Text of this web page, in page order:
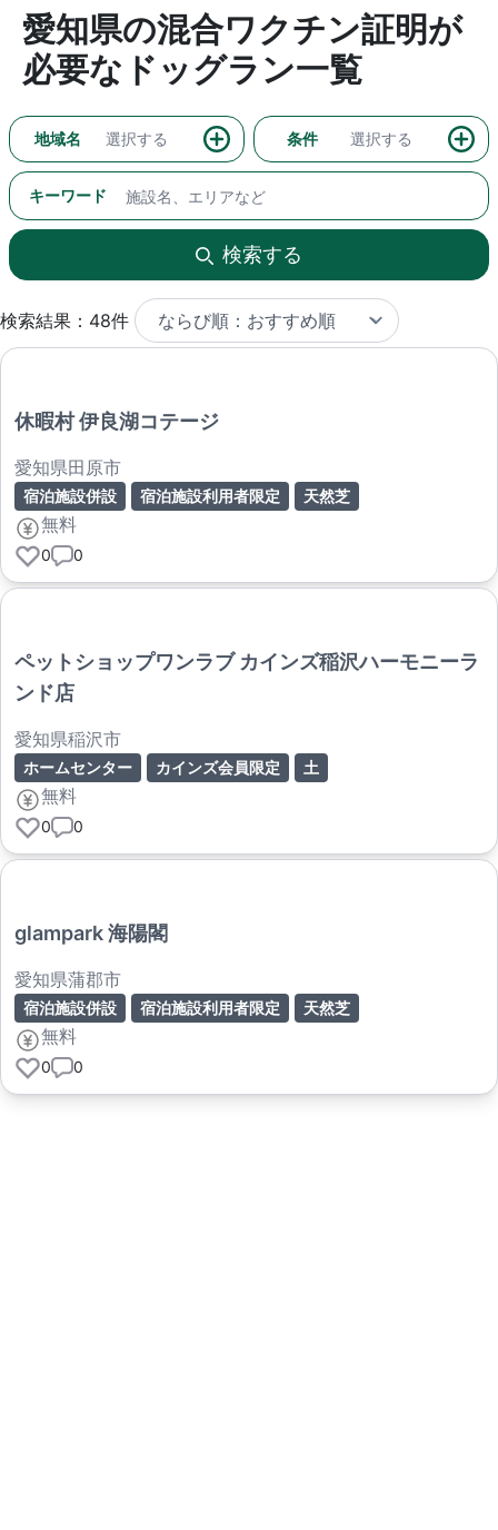
愛知県の混合ワクチン証明が
必要なドッグラン一覧
地域名 選択する 条件 選択する
キーワード
検索する
検索結果：48件
休暇村 伊良湖コテージ
愛知県田原市
宿泊施設併設 宿泊施設利用者限定 天然芝
無料
0 0
ペットショップワンラブ カインズ稲沢ハーモニーラ
ンド店
愛知県稲沢市
ホームセンター カインズ会員限定 土
無料
0 0
glampark 海陽閣
愛知県蒲郡市
宿泊施設併設 宿泊施設利用者限定 天然芝
無料
0 0